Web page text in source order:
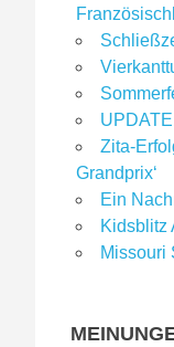
Zita-
Grandprix‘
Ein
Kidsblitz
Missouri